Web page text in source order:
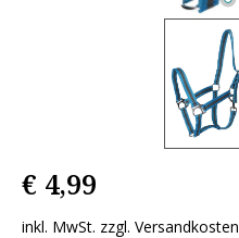
€ 4,99
inkl. MwSt. zzgl. Versandkosten